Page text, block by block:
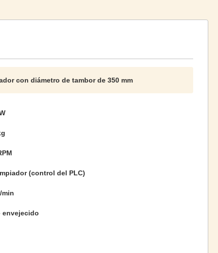
con diámetro de tambor de 350 mm
(control del PLC)
min
envejecido